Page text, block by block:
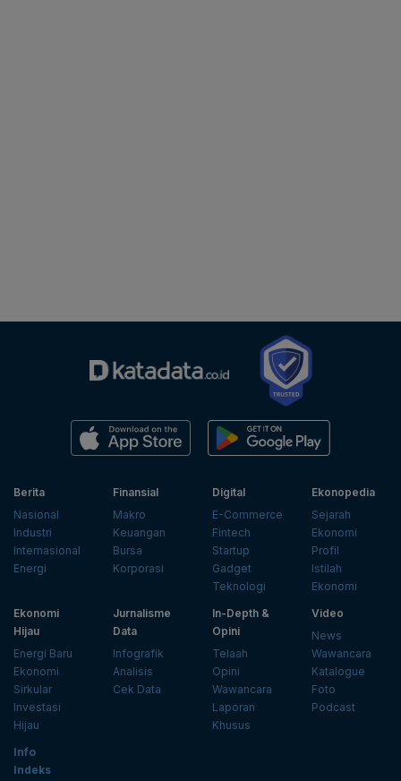
Berita
Nasional
Industri
Internasional
Energi
Finansial
Makro
Keuangan
Bursa
Korporasi
Digital
E-Commerce
Fintech
Startup
Gadget
Teknologi
Ekonopedia
Sejarah
Ekonomi
Profil
Istilah
Ekonomi
Ekonomi
Hijau
Energi Baru
Ekonomi
Sirkular
Investasi
Hijau
Jurnalisme
Data
Infografik
Analisis
Cek Data
In-Depth &
Opini
Telaah
Opini
Wawancara
Laporan
Khusus
Video
News
Wawancara
Katalogue
Foto
Podcast
Info
Indeks